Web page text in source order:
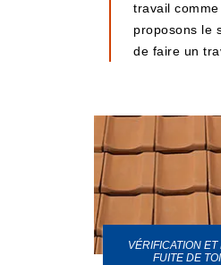
travail
proposons le
de faire un
VÉRIFICATION
FUITE DE